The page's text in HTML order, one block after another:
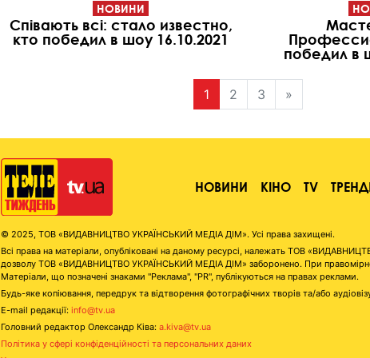
НОВИНИ
Співають всі: стало известно,
кто победил в шоу 16.10.2021
победил в
1 2 3 »
НОВИНИ КІНО TV
© 2025, ТОВ «ВИДАВНИЦТВО УКРАЇНСЬКИЙ МЕДІА ДІМ». Усі права захищені.
Всі права на матеріали, опубліковані на даному ресурсі, належать ТОВ
дозволу ТОВ «ВИДАВНИЦТВО УКРАЇНСЬКИЙ МЕДІА ДІМ» заборонено. При
Матеріали, що позначені знаками "Реклама", "PR", публікуються на правах реклами.
Будь-яке копіювання, передрук та відтворення фотографічних творів та/або
E-mail редакції: info@tv.ua
Головний редактор Олександр Ківа: a.kiva@tv.ua
Політика у сфері конфіденційності та персональних даних